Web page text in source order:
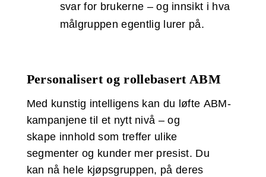
svar for brukerne – og innsikt i hva
målgruppen egentlig lurer på.
Personalisert og rollebasert ABM
Med kunstig intelligens kan du løfte ABM-
kampanjene til et nytt nivå – og
skape innhold som treffer ulike
segmenter og kunder mer presist. Du
kan nå hele kjøpsgruppen, på deres